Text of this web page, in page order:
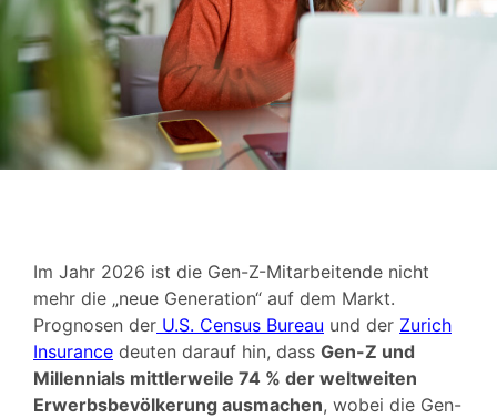
Im Jahr 2026 ist die Gen-Z-Mitarbeitende nicht
mehr die „neue Generation“ auf dem Markt.
Prognosen der U.S. Census Bureau und der Zurich
Insurance deuten darauf hin, dass Gen-Z und
Millennials mittlerweile 74 % der weltweiten
Erwerbsbevölkerung ausmachen, wobei die Gen-